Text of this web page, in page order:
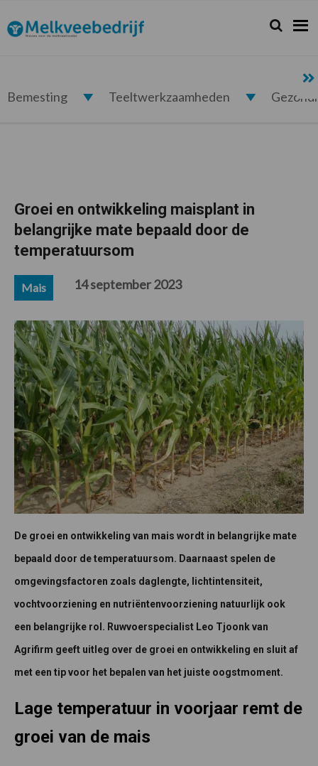
de
hoofdnavigatie
de
hoofd
de
eerste
de
voettekst
Melkveebedrijf.nl Zoeken...
Zoek
Bemesting Teeltwerkzaamheden
Groei en ontwikkeling maisplant in
belangrijke mate bepaald door de
temperatuursom
Mais 14 september 2023
De groei en ontwikkeling van mais wordt in belangrijke mate
bepaald door de temperatuursom. Daarnaast spelen de
omgevingsfactoren zoals daglengte, lichtintensiteit,
vochtvoorziening en nutriëntenvoorziening natuurlijk ook
een belangrijke rol. Ruwvoerspecialist Leo Tjoonk van
Agrifirm geeft uitleg over de groei en ontwikkeling en sluit af
met een tip voor het bepalen van het juiste oogstmoment.
Lage temperatuur in voorjaar remt de
groei van de mais